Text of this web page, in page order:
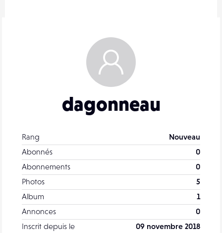
dagonneau
Rang
Nouveau
Abonnés
0
Abonnements
0
Photos
5
Album
1
Annonces
0
Inscrit depuis le
09 novembre 2018